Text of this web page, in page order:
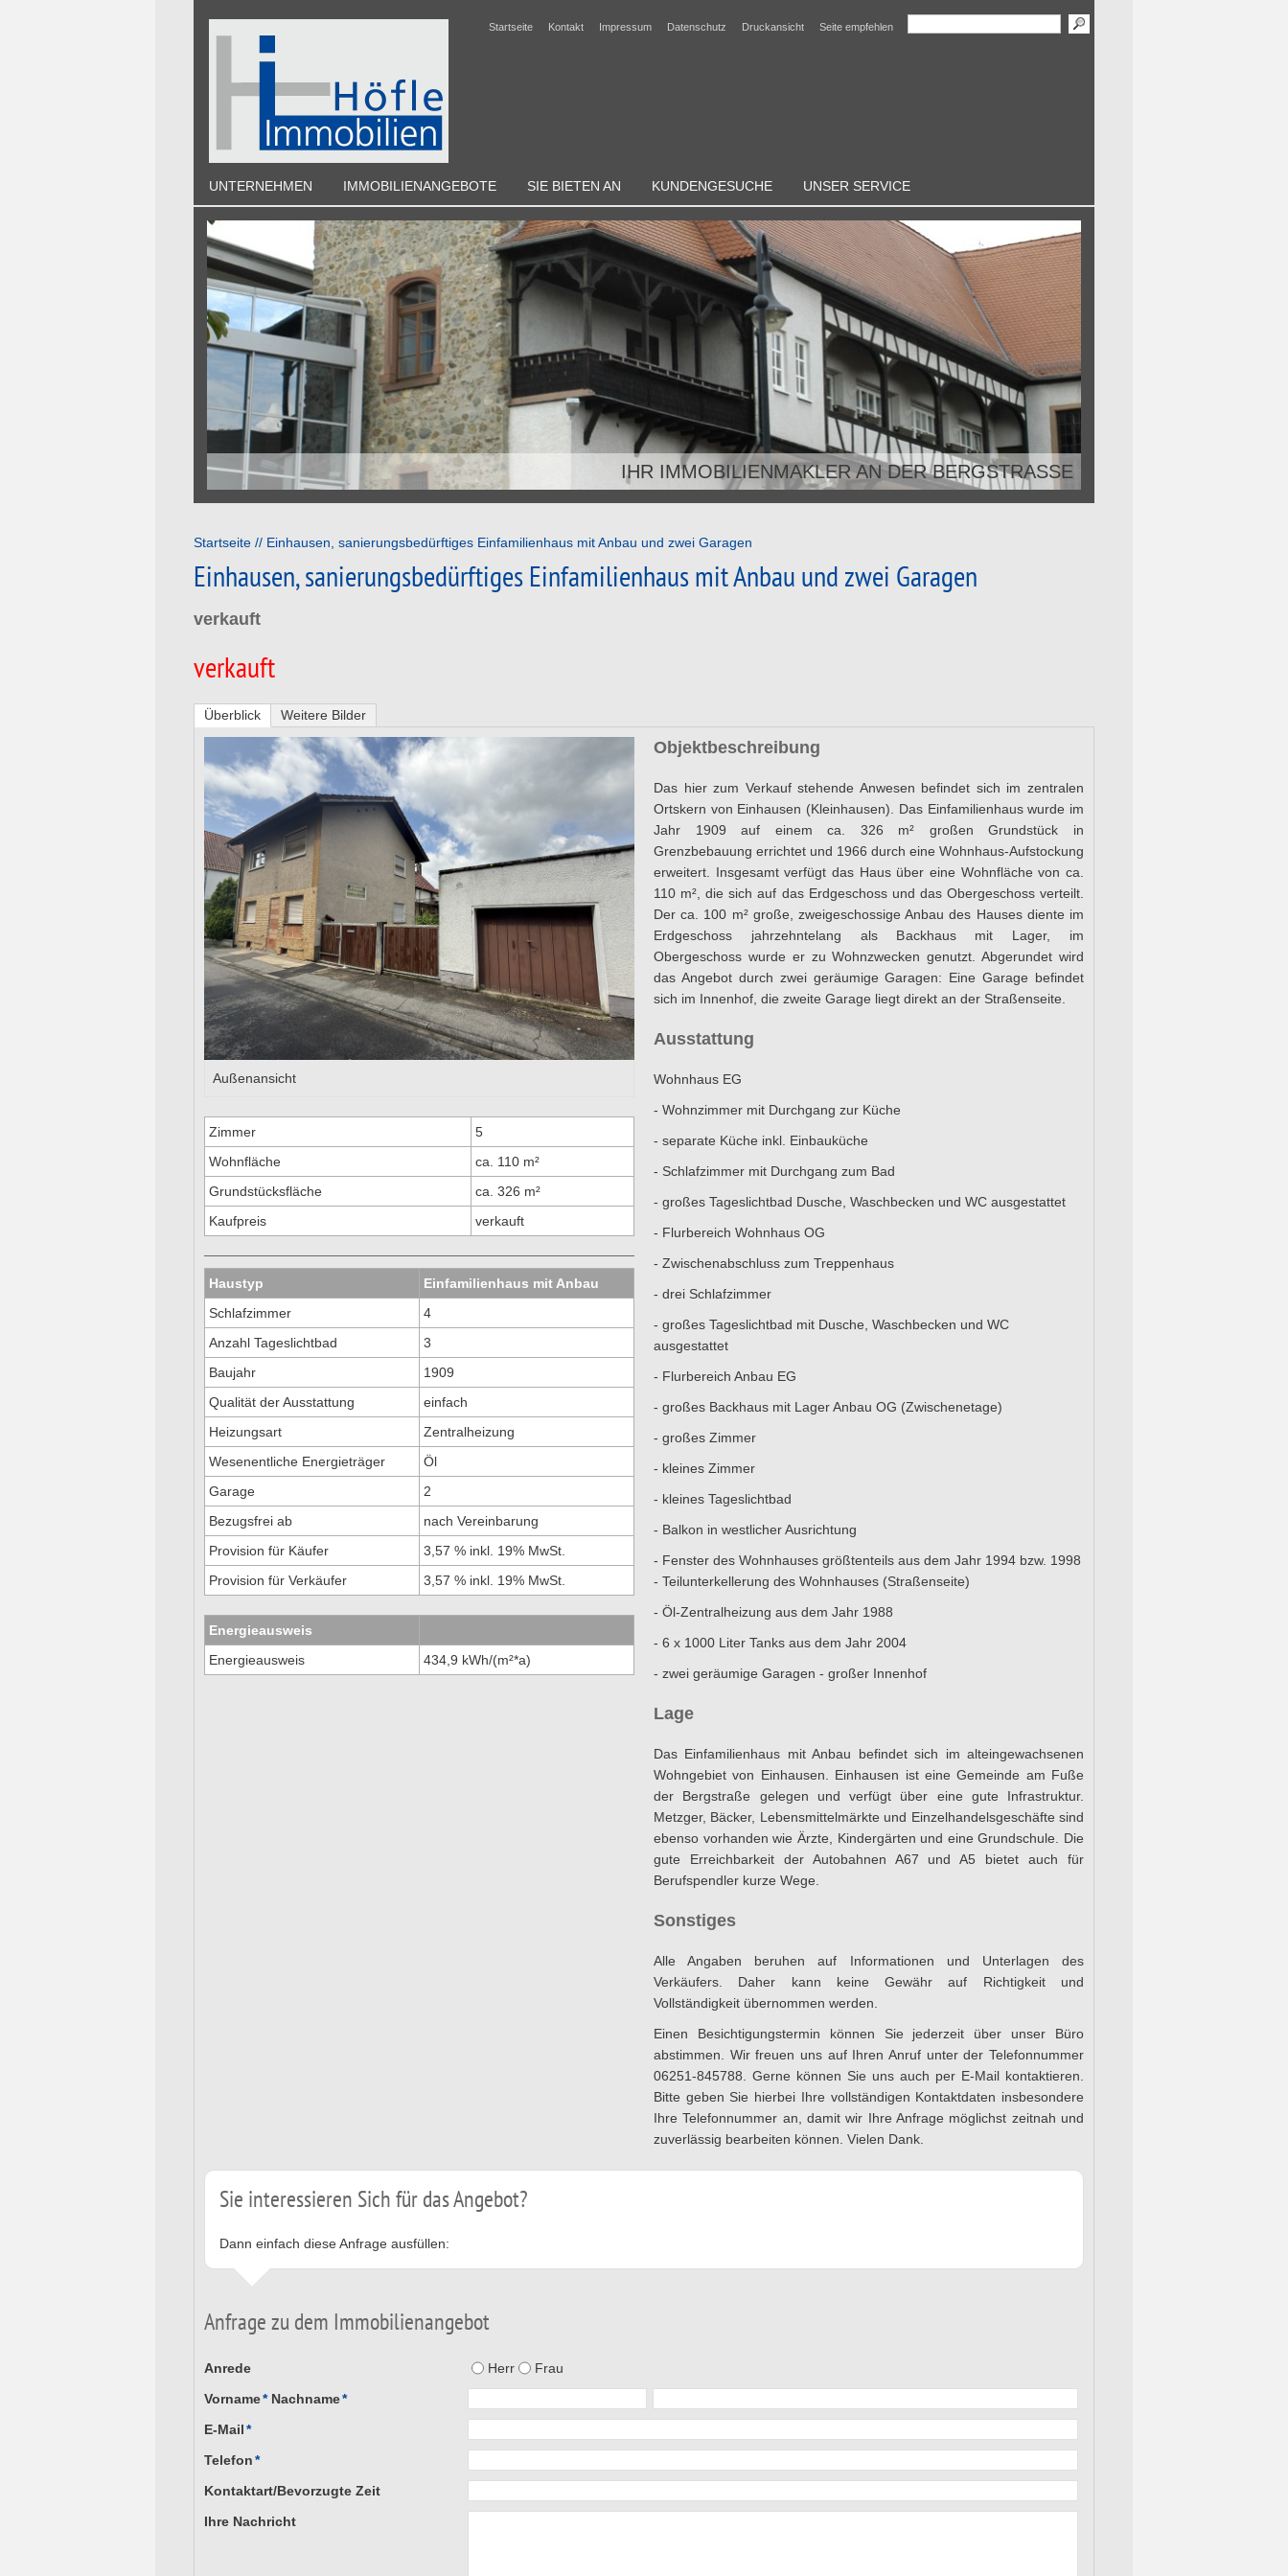
Startseite Kontakt Impressum Datenschutz Druckansicht Seite empfehlen
UNTERNEHMEN IMMOBILIENANGEBOTE SIE BIETEN AN KUNDENGESUCHE UNSER SERVICE
IHR IMMOBILIENMAKLER AN DER BERGSTRASSE
IHR IMMOBILIENMAKLER AN DER BERGSTRASSE
Startseite Einhausen, sanierungsbedürftiges Einfamilienhaus mit Anbau und zwei Garagen
Einhausen, sanierungsbedürftiges Einfamilienhaus mit Anbau und zwei Garagen
verkauft
verkauft
Überblick Weitere Bilder
Außenansicht
Zimmer
5
Wohnfläche
ca. 110 m²
Grundstücksfläche
ca. 326 m²
Kaufpreis
verkauft
Haustyp
Einfamilienhaus mit Anbau
Schlafzimmer
4
Anzahl Tageslichtbad
3
Baujahr
1909
Qualität der Ausstattung
einfach
Heizungsart
Zentralheizung
Wesenentliche Energieträger
Öl
Garage
2
Bezugsfrei ab
nach Vereinbarung
Provision für Käufer
3,57 % inkl. 19% MwSt.
Provision für Verkäufer
3,57 % inkl. 19% MwSt.
Energieausweis
Energieausweis
434,9 kWh/(m²*a)
Objektbeschreibung
Das hier zum Verkauf stehende Anwesen befindet sich im zentralen
Ortskern von Einhausen (Kleinhausen). Das Einfamilienhaus wurde im
Jahr 1909 auf einem ca. 326 m² großen Grundstück in
Grenzbebauung errichtet und 1966 durch eine Wohnhaus-Aufstockung
erweitert. Insgesamt verfügt das Haus über eine Wohnfläche von ca.
110 m², die sich auf das Erdgeschoss und das Obergeschoss verteilt.
Der ca. 100 m² große, zweigeschossige Anbau des Hauses diente im
Erdgeschoss jahrzehntelang als Backhaus mit Lager, im
Obergeschoss wurde er zu Wohnzwecken genutzt. Abgerundet wird
das Angebot durch zwei geräumige Garagen: Eine Garage befindet
sich im Innenhof, die zweite Garage liegt direkt an der Straßenseite.
Ausstattung
Wohnhaus EG
- Wohnzimmer mit Durchgang zur Küche
- separate Küche inkl. Einbauküche
- Schlafzimmer mit Durchgang zum Bad
- großes Tageslichtbad Dusche, Waschbecken und WC ausgestattet
- Flurbereich Wohnhaus OG
- Zwischenabschluss zum Treppenhaus
- drei Schlafzimmer
- großes Tageslichtbad mit Dusche, Waschbecken und WC
ausgestattet
- Flurbereich Anbau EG
- großes Backhaus mit Lager Anbau OG (Zwischenetage)
- großes Zimmer
- kleines Zimmer
- kleines Tageslichtbad
- Balkon in westlicher Ausrichtung
- Fenster des Wohnhauses größtenteils aus dem Jahr 1994 bzw. 1998
- Teilunterkellerung des Wohnhauses (Straßenseite)
- Öl-Zentralheizung aus dem Jahr 1988
- 6 x 1000 Liter Tanks aus dem Jahr 2004
- zwei geräumige Garagen - großer Innenhof
Lage
Das Einfamilienhaus mit Anbau befindet sich im alteingewachsenen
Wohngebiet von Einhausen. Einhausen ist eine Gemeinde am Fuße
der Bergstraße gelegen und verfügt über eine gute Infrastruktur.
Metzger, Bäcker, Lebensmittelmärkte und Einzelhandelsgeschäfte sind
ebenso vorhanden wie Ärzte, Kindergärten und eine Grundschule. Die
gute Erreichbarkeit der Autobahnen A67 und A5 bietet auch für
Berufspendler kurze Wege.
Sonstiges
Alle Angaben beruhen auf Informationen und Unterlagen des
Verkäufers. Daher kann keine Gewähr auf Richtigkeit und
Vollständigkeit übernommen werden.
Einen Besichtigungstermin können Sie jederzeit über unser Büro
abstimmen. Wir freuen uns auf Ihren Anruf unter der Telefonnummer
06251-845788. Gerne können Sie uns auch per E-Mail kontaktieren.
Bitte geben Sie hierbei Ihre vollständigen Kontaktdaten insbesondere
Ihre Telefonnummer an, damit wir Ihre Anfrage möglichst zeitnah und
zuverlässig bearbeiten können. Vielen Dank.
Sie interessieren Sich für das Angebot?
Dann einfach diese Anfrage ausfüllen:
Anfrage zu dem Immobilienangebot
Anrede Herr
Frau
Vorname* Nachname*
E-Mail*
Telefon*
Kontaktart/Bevorzugte Zeit
Ihre Nachricht